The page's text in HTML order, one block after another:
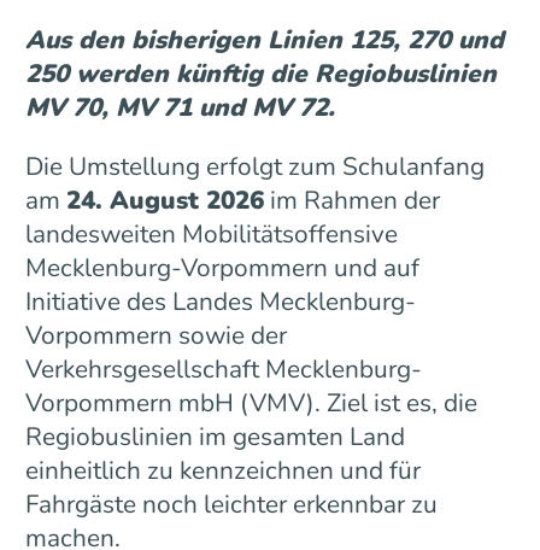
Aus den bisherigen Linien 125, 270 und
250 werden künftig die Regiobuslinien
MV 70, MV 71 und MV 72.
Die Umstellung erfolgt zum Schulanfang
am 24. August 2026im Rahmen der
landesweiten Mobilitätsoffensive
Mecklenburg-Vorpommern und auf
Initiative des Landes Mecklenburg-
Vorpommern sowie der
Verkehrsgesellschaft Mecklenburg-
Vorpommern mbH (VMV). Ziel ist es, die
Regiobuslinien im gesamten Land
einheitlich zu kennzeichnen und für
Fahrgäste noch leichter erkennbar zu
machen.